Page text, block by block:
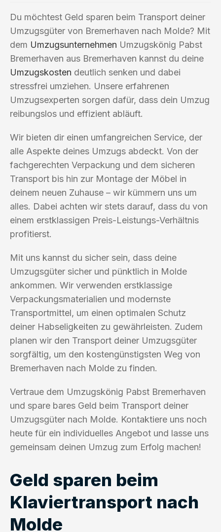
Du möchtest Geld sparen beim Transport deiner
Umzugsgüter von Bremerhaven nach Molde? Mit
dem Umzugsunternehmen Umzugskönig Pabst
Bremerhaven aus Bremerhaven kannst du deine
Umzugskosten deutlich senken und dabei
stressfrei umziehen. Unsere erfahrenen
Umzugsexperten sorgen dafür, dass dein Umzug
reibungslos und effizient abläuft.
Wir bieten dir einen umfangreichen Service, der
alle Aspekte deines Umzugs abdeckt. Von der
fachgerechten Verpackung und dem sicheren
Transport bis hin zur Montage der Möbel in
deinem neuen Zuhause – wir kümmern uns um
alles. Dabei achten wir stets darauf, dass du von
einem erstklassigen Preis-Leistungs-Verhältnis
profitierst.
Mit uns kannst du sicher sein, dass deine
Umzugsgüter sicher und pünktlich in Molde
ankommen. Wir verwenden erstklassige
Verpackungsmaterialien und modernste
Transportmittel, um einen optimalen Schutz
deiner Habseligkeiten zu gewährleisten. Zudem
planen wir den Transport deiner Umzugsgüter
sorgfältig, um den kostengünstigsten Weg von
Bremerhaven nach Molde zu finden.
Vertraue dem Umzugskönig Pabst Bremerhaven
und spare bares Geld beim Transport deiner
Umzugsgüter nach Molde. Kontaktiere uns noch
heute für ein individuelles Angebot und lasse uns
gemeinsam deinen Umzug zum Erfolg machen!
Geld sparen beim
Klaviertransport nach
Molde